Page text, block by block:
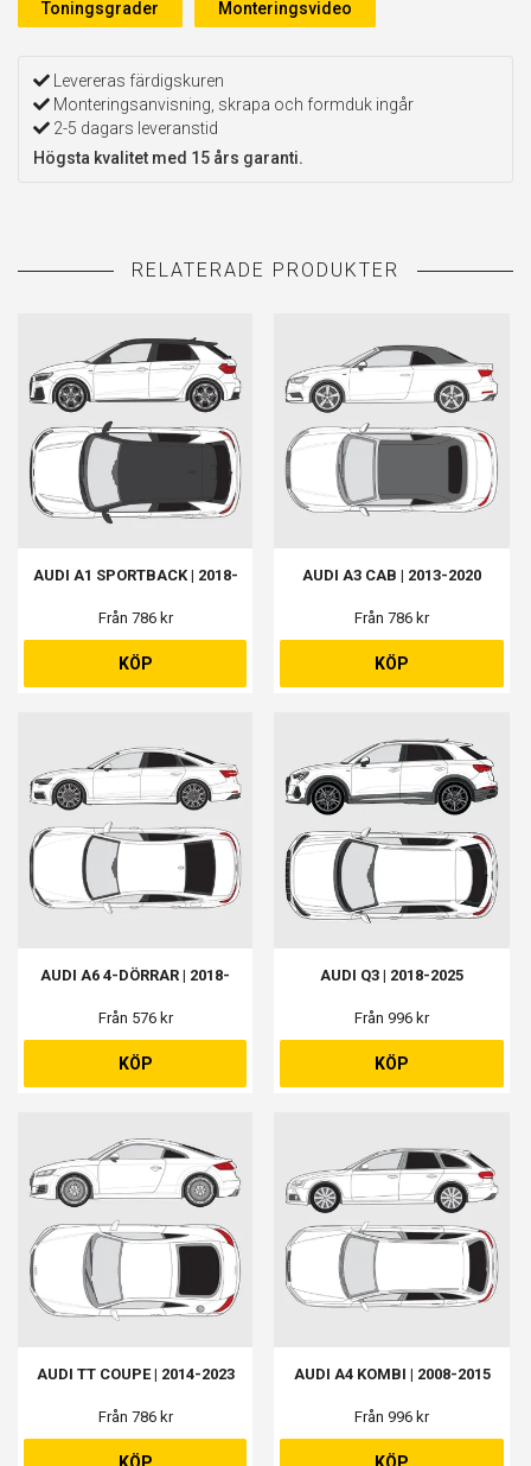
Toningsgrader Monteringsvideo
Levereras färdigskuren
Monteringsanvisning, skrapa och formduk ingår
2-5 dagars leveranstid
Högsta kvalitet med 15 års garanti.
AUDI A1 SPORTBACK | 2018-
Från 786 kr
KÖP
AUDI A3 CAB | 2013-2020
Från 786 kr
KÖP
AUDI A6 4-DÖRRAR | 2018-
Från 576 kr
KÖP
AUDI Q3 | 2018-2025
Från 996 kr
KÖP
AUDI TT COUPE | 2014-2023
Från 786 kr
AUDI A4 KOMBI | 2008-2015
Från 996 kr